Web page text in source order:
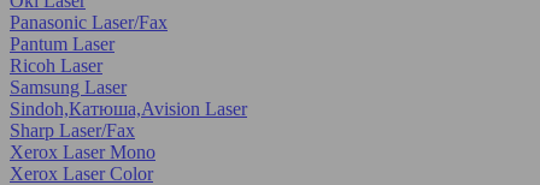
Panasonic Laser/Fax
Pantum Laser
Ricoh Laser
Samsung Laser
Sindoh,Катюша,Avision Laser
Sharp Laser/Fax
Xerox Laser Mono
Xerox Laser Color